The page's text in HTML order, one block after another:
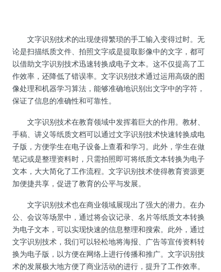
文字识别技术的出现使得繁琐的手工输入变得过时。无
论是扫描纸质文件、拍照文字或是提取影像中的文字，都可
以借助文字识别技术迅速转换成电子文本。这不仅提高了工
作效率，还降低了错误率。文字识别技术通过运用高级的图
像处理和机器学习算法，能够准确地识别出文字中的字符，
保证了信息的准确性和可靠性。
文字识别技术在教育领域中发挥着巨大的作用。教材、
手稿、讲义等纸质文档可以通过文字识别技术快速转换成电
子版，方便学生在电子设备上查看和学习。此外，学生在做
笔记或是整理资料时，只需拍照即可将纸质文本转换为电子
文本，大大简化了工作流程。文字识别技术使得教育资源更
加便捷共享，促进了教育的公平与发展。
文字识别技术也在商业领域展现出了强大的潜力。在办
公、会议等场景中，通过将会议记录、名片等纸质文本转换
为电子文本，可以实现快速的信息整理和搜索。此外，通过
文字识别技术，我们可以轻松地将海报、广告等宣传资料转
换为电子版，以方便在网络上进行传播和推广。文字识别技
术的发展极大地方便了商业活动的进行，提升了工作效率。